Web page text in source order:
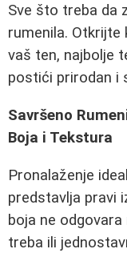
Sve što treba da
rumenila. Otkrijte
vaš ten, najbolje
postići prirodan i
Savršeno
Boja i Tekstura
Pronalaženje
predstavlja pravi
boja ne
treba ili